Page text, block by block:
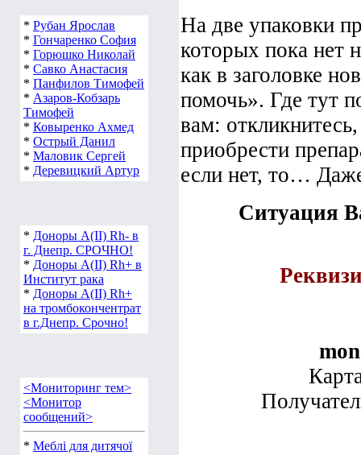
* Рубан Ярослав
* Гончаренко София
* Горюшко Николай
* Савко Анастасия
* Панфилов Тимофей
* Азаров-Кобзарь
Тимофей
* Ковыренко Ахмед
* Острый Данил
* Маловик Сергей
* Деревицкий Артур
* Доноры А(ІІ) Rh- в
г. Днепр. СРОЧНО!
* Доноры А(ІІ) Rh+ в
Институт рака
* Доноры А(ІІ) Rh+
на тромбокончентрат
в г.Днепр. Срочно!
<Мониторинг тем>
<Монитор
сообщений>
* Меблі для дитячої
На две упаковки
которых пока нет
как в заголовке
помочь». Где тут
вам:
приобрести
если нет, то…
Ситуация